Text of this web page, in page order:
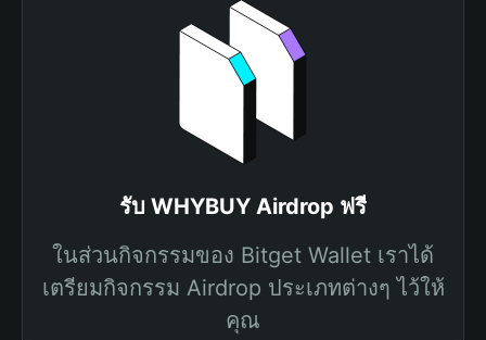
รับ WHYBUY Airdrop ฟรี
ในส่วนกิจกรรมของ Bitget Wallet เราได้
เตรียมกิจกรรม Airdrop ประเภทต่างๆ ไว้ให้
คุณ